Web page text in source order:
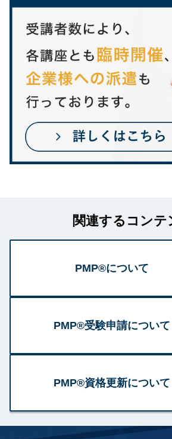
関連するコンテ
PMP®について
PMP®受験申請について
PMP®資格更新について